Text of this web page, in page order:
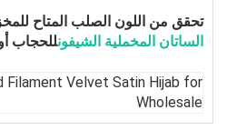
تحقق من اللون الصلب المتاح
الساتان المخملية الشيفونللحجاب